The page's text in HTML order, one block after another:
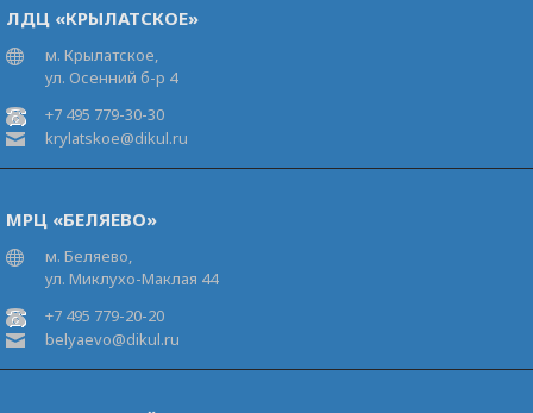
ЛДЦ «КРЫЛАТСКОЕ»
м. Крылатское,
ул. Осенний б-р 4
+7 495 779-30-30
krylatskoe@dikul.ru
МРЦ «БЕЛЯЕВО»
м. Беляево,
ул. Миклухо-Маклая 44
+7 495 779-20-20
belyaevo@dikul.ru